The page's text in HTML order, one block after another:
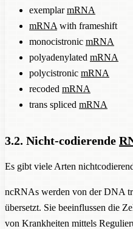
exemplarmRNA
mRNA with frameshift
monocistronic mRNA
polyadenylated mRNA
polycistronic mRNA
recoded mRNA
trans spliced mRNA
3.2. Nicht-codierende
Es gibt viele Arten
ncRNAs werden von der DNA
übersetzt. Sie beeinflussen die
von Krankheiten mittels